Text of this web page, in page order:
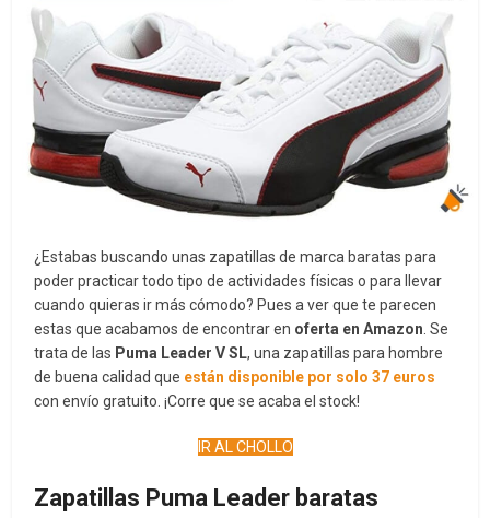
¿Estabas buscando unas zapatillas de marca baratas para
poder practicar todo tipo de actividades físicas o para llevar
cuando quieras ir más cómodo? Pues a ver que te parecen
estas que acabamos de encontrar en oferta en Amazon . Se
trata de las Puma Leader V SL, una zapatillas para hombre
de buena calidad que están disponible por solo 37 euros
con envío gratuito. ¡Corre que se acaba el stock!
IR AL CHOLLO
Zapatillas Puma Leader baratas